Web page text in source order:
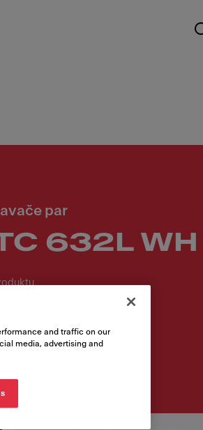
par
632L
DPH
and traffic on our
media, advertising and